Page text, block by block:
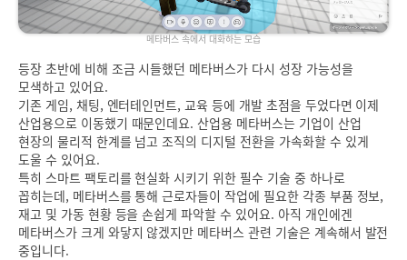
메타버스 속에서 대화하는 모습
등장 초반에 비해 조금 시들했던 메타버스가 다시 성장 가능성을
모색하고 있어요.
기존 게임, 채팅, 엔터테인먼트, 교육 등에 개발 초점을 두었다면 이제
산업용으로 이동했기 때문인데요. 산업용 메타버스는 기업이 산업
현장의 물리적 한계를 넘고 조직의 디지털 전환을 가속화할 수 있게
도울 수 있어요.
특히 스마트 팩토리를 현실화 시키기 위한 필수 기술 중 하나로
꼽히는데, 메타버스를 통해 근로자들이 작업에 필요한 각종 부품 정보,
재고 및 가동 현황 등을 손쉽게 파악할 수 있어요. 아직 개인에겐
메타버스가 크게 와닿지 않겠지만 메타버스 관련 기술은 계속해서 발전
중입니다.